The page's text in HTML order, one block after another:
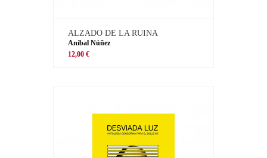
ALZADO DE LA RUINA
Aníbal Núñez
12,00 €